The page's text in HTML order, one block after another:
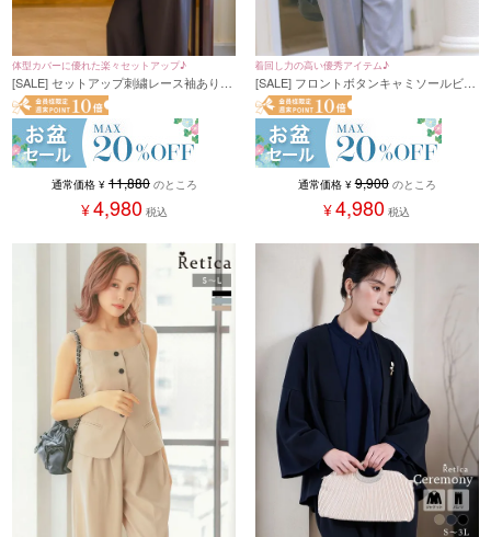
体型カバーに優れた楽々セットアップ♪
[SALE] セットアップ刺繍レース袖ありト
ップス×ワイドパンツパーティードレス
(Sサイズ～XXLサイズ)
通常価格 ¥ 11,880 のところ
¥4,980 税込
着回し力の高い優秀アイテム♪
[SALE] フロントボタンキャミソールビス
チェ×ワイドパンツセットアップ(Sサイズ
~Lサイズ)(ベージュ/ブラック/グレー)
通常価格 ¥ 9,900 のところ
¥4,980 税込